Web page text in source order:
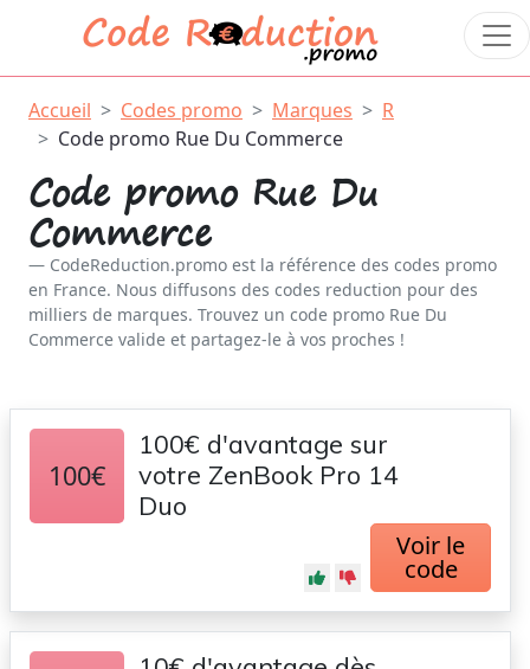
Accueil Codes promo Marques
R
Code promo Rue Du Commerce
Code promo Rue Du
Commerce
CodeReduction.promo est la référence des codes promo
en France. Nous diffusons des codes reduction pour des
milliers de marques. Trouvez un code promo Rue Du
Commerce valide et partagez-le à vos proches !
100€
100€ d'avantage sur
votre ZenBook Pro 14
Duo
Voir le
code